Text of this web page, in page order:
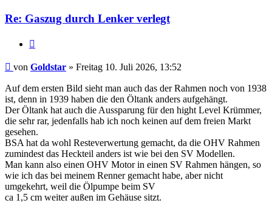
Re: Gaszug durch Lenker verlegt
Beitrag
von Goldstar » Freitag 10. Juli 2026, 13:52
Auf dem ersten Bild sieht man auch das der Rahmen noch von 1938
ist, denn in 1939 haben die den Öltank anders aufgehängt.
Der Öltank hat auch die Aussparung für den hight Level Krümmer,
die sehr rar, jedenfalls hab ich noch keinen auf dem freien Markt
gesehen.
BSA hat da wohl Resteverwertung gemacht, da die OHV Rahmen
zumindest das Heckteil anders ist wie bei den SV Modellen.
Man kann also einen OHV Motor in einen SV Rahmen hängen, so
wie ich das bei meinem Renner gemacht habe, aber nicht
umgekehrt, weil die Ölpumpe beim SV
ca 1,5 cm weiter außen im Gehäuse sitzt.